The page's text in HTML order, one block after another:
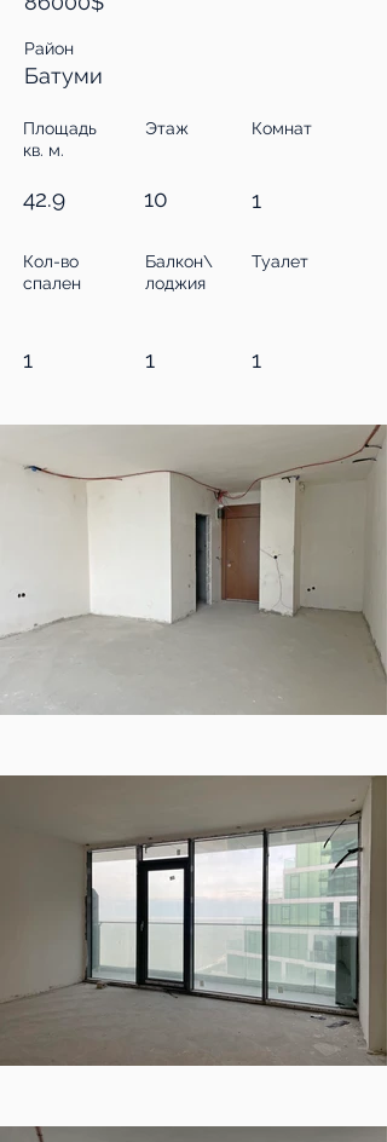
Район
Батуми
Площадь
кв. м.
Этаж Комнат
42.9 10 1
Кол-во
спален
Балкон\
лоджия
Туалет
1 1 1